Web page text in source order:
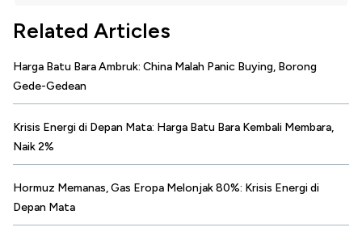
Related Articles
Harga Batu Bara Ambruk: China Malah Panic Buying, Borong
Gede-Gedean
Krisis Energi di Depan Mata: Harga Batu Bara Kembali Membara,
Naik 2%
Hormuz Memanas, Gas Eropa Melonjak 80%: Krisis Energi di
Depan Mata